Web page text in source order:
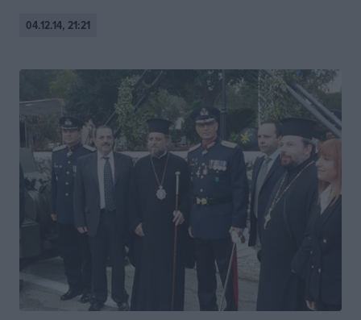
04.12.14, 21:21